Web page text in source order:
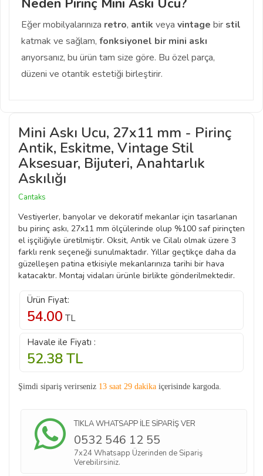
Eğer mobilyalarınıza retro, antik veya vintage bir stil
katmak ve sağlam, fonksiyonel bir mini askı
arıyorsanız, bu ürün tam size göre. Bu özel parça,
düzeni ve otantik estetiği birleştirir.
Mini Askı Ucu, 27x11 mm - Pirinç
Antik, Eskitme, Vintage Stil
Aksesuar, Bijuteri, Anahtarlık
Askılığı
Cantaks
Vestiyerler, banyolar ve dekoratif mekanlar için tasarlanan
bu pirinç askı, 27x11 mm ölçülerinde olup %100 saf pirinçten
el işçiliğiyle üretilmiştir. Oksit, Antik ve Cilalı olmak üzere 3
farklı renk seçeneği sunulmaktadır. Yıllar geçtikçe daha da
güzelleşen patina etkisiyle mekanlarınıza tarihi bir hava
katacaktır. Montaj vidaları ürünle birlikte gönderilmektedir.
Ürün Fiyat:
54.00 TL
Havale ile Fiyatı :
52.38TL
Şimdi sipariş verirseniz 13 saat 29 dakika içerisinde kargoda.
TIKLA WHATSAPP İLE SİPARİŞ VER
0532 546 12 55
7x24 Whatsapp Üzerinden de Sipariş
Verebilirsiniz.